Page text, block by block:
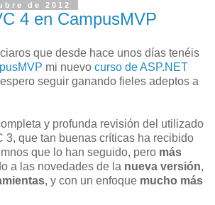
de 2012
4 en CampusMVP
que desde hace unos días tenéis
mi nuevo curso de ASP.NET
seguir ganando fieles adeptos a
y profunda revisión del utilizado
3, que tan buenas críticas ha recibido
que lo han seguido, pero más
a las novedades de la nueva versión,
, y con un enfoque mucho más